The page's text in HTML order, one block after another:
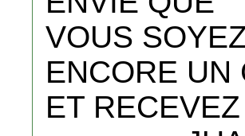
VOUS
ENCORE UN
ET